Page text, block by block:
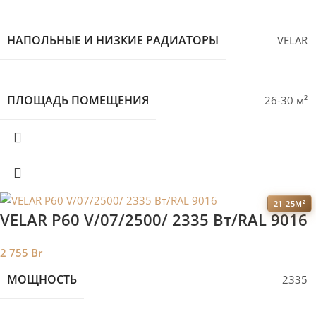
НАПОЛЬНЫЕ И НИЗКИЕ РАДИАТОРЫ VELAR
ПЛОЩАДЬ ПОМЕЩЕНИЯ 26-30 м²
21-25М²
VELAR P60 V/07/2500/ 2335 Bт/RAL 9016
2 755 Br
МОЩНОСТЬ 2335